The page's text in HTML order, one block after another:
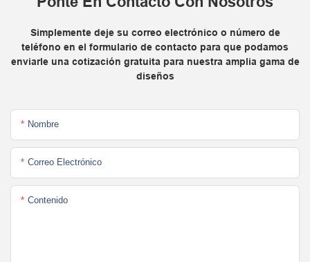
Simplemente deje su correo electrónico o número de
teléfono en el formulario de contacto para que podamos
enviarle una cotización gratuita para nuestra amplia gama de
diseños
Nombre
Correo Electrónico
Contenido